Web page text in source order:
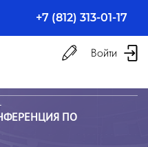
+7 (812) 313-01-17
Войти
ПО